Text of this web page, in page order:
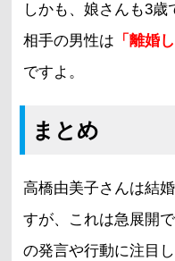
しかも、娘さんも3
相手の男性は 「離婚
ですよ。
まとめ
高橋由美子さんは結
すが、これは急展開
の発言や行動に注目